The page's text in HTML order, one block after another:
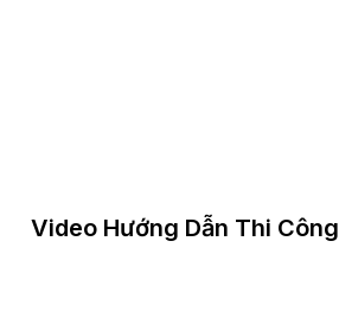
Video Hướng Dẫn Thi Công